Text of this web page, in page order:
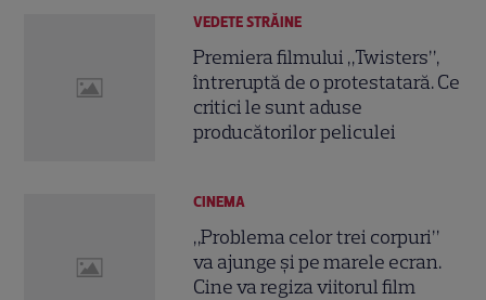
VEDETE STRĂINE
Premiera filmului „Twisters”,
întreruptă de o protestatară. Ce
critici le sunt aduse
producătorilor peliculei
CINEMA
„Problema celor trei corpuri”
va ajunge și pe marele ecran.
Cine va regiza viitorul film